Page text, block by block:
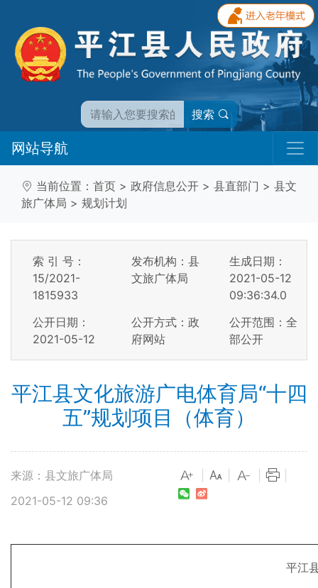
搜索
网站导航
当前位置： 首页 > 政府信息公开 > 县直部门 > 县文
旅广体局 > 规划计划
索 引 号：
15/2021-
1815933
发布机构：县
文旅广体局
生成日期：
2021-05-12
09:36:34.0
公开日期：
2021-05-12
公开方式：政
府网站
公开范围：全
部公开
平江县文化旅游广电体育局“十四
五”规划项目（体育）
来源：县文旅广体局
2021-05-12 09:36
平江